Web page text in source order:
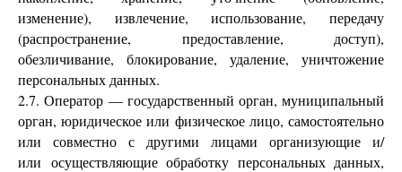
изменение), извлечение, использование, передачу
(распространение, предоставление, доступ),
обезличивание, блокирование, удаление, уничтожение
персональных данных.
2.7. Оператор — государственный орган, муниципальный
орган, юридическое или физическое лицо, самостоятельно
или совместно с другими лицами организующие и/
или осуществляющие обработку персональных данных,